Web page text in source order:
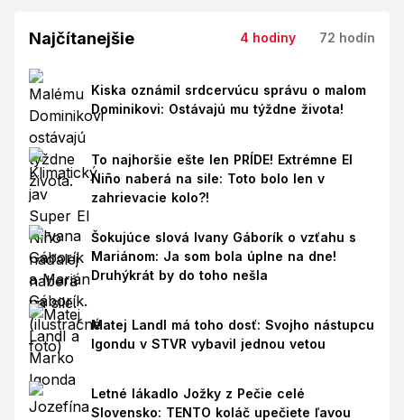
Najčítanejšie 4 hodiny 72 hodín
Kiska oznámil srdcervúcu správu o malom
Dominikovi: Ostávajú mu týždne života!
To najhoršie ešte len PRÍDE! Extrémne El
Niño naberá na sile: Toto bolo len v
zahrievacie kolo?!
Šokujúce slová Ivany Gáborík o vzťahu s
Mariánom: Ja som bola úplne na dne!
Druhýkrát by do toho nešla
Matej Landl má toho dosť: Svojho nástupcu
Igondu v STVR vybavil jednou vetou
Letné lákadlo Jožky z Pečie celé
Slovensko: TENTO koláč upečiete ľavou